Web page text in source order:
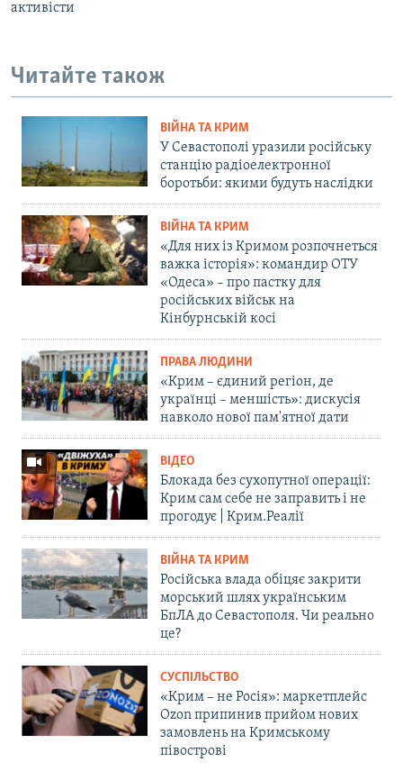
активісти
Читайте також
ВІЙНА ТА КРИМ
У Севастополі уразили російську
станцію радіоелектронної
боротьби: якими будуть наслідки
ВІЙНА ТА КРИМ
«Для них із Кримом розпочнеться
важка історія»: командир ОТУ
«Одеса» – про пастку для
російських військ на
Кінбурнській косі
ПРАВА ЛЮДИНИ
«Крим – єдиний регіон, де
українці – меншість»: дискусія
навколо нової пам'ятної дати
ВІДЕО
Блокада без сухопутної операції:
Крим сам себе не заправить і не
прогодує | Крим.Реалії
ВІЙНА ТА КРИМ
Російська влада обіцяє закрити
морський шлях українським
БпЛА до Севастополя. Чи реально
це?
СУСПІЛЬСТВО
«Крим – не Росія»: маркетплейс
Ozon припинив прийом нових
замовлень на Кримському
півострові